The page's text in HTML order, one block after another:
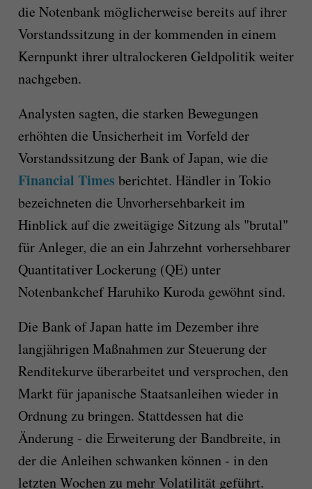
die Notenbank möglicherweise bereits auf ihrer
Vorstandssitzung in der kommenden in einem
Kernpunkt ihrer ultralockeren Geldpolitik weiter
nachgeben.
Analysten sagten, die starken Bewegungen
erhöhten die Unsicherheit im Vorfeld der
Vorstandssitzung der Bank of Japan, wie die
Financial Times berichtet. Händler in Tokio
bezeichneten die Unvorhersehbarkeit im
Hinblick auf die zweitägige Sitzung als "brutal"
für Anleger, die an ein Jahrzehnt vorhersehbarer
Quantitativer Lockerung (QE) unter
Notenbankchef Haruhiko Kuroda gewöhnt sind.
Die Bank of Japan hatte im Dezember ihre
langjährigen Maßnahmen zur Steuerung der
Renditekurve überarbeitet und versprochen, den
Markt für japanische Staatsanleihen wieder in
Ordnung zu bringen. Stattdessen hat die
Änderung - die Erweiterung der Bandbreite, in
der die Anleihen schwanken können - in den
letzten Wochen zu mehr Volatilität geführt.